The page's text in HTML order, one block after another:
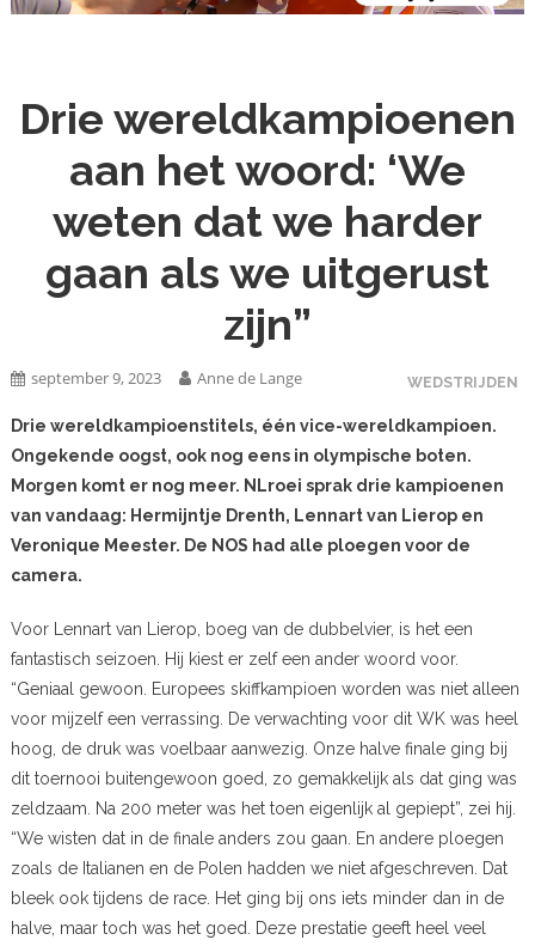
Drie wereldkampioenen
aan het woord: ‘We
weten dat we harder
gaan als we uitgerust
zijn”
WEDSTRIJDEN
september 9, 2023 Anne de Lange
Drie wereldkampioenstitels, één vice-wereldkampioen.
Ongekende oogst, ook nog eens in olympische boten.
Morgen komt er nog meer. NLroei sprak drie kampioenen
van vandaag: Hermijntje Drenth, Lennart van Lierop en
Veronique Meester. De NOS had alle ploegen voor de
camera.
Voor Lennart van Lierop, boeg van de dubbelvier, is het een
fantastisch seizoen. Hij kiest er zelf een ander woord voor.
“Geniaal gewoon. Europees skiffkampioen worden was niet alleen
voor mijzelf een verrassing. De verwachting voor dit WK was heel
hoog, de druk was voelbaar aanwezig. Onze halve finale ging bij
dit toernooi buitengewoon goed, zo gemakkelijk als dat ging was
zeldzaam. Na 200 meter was het toen eigenlijk al gepiept”, zei hij.
“We wisten dat in de finale anders zou gaan. En andere ploegen
zoals de Italianen en de Polen hadden we niet afgeschreven. Dat
bleek ook tijdens de race. Het ging bij ons iets minder dan in de
halve, maar toch was het goed. Deze prestatie geeft heel veel